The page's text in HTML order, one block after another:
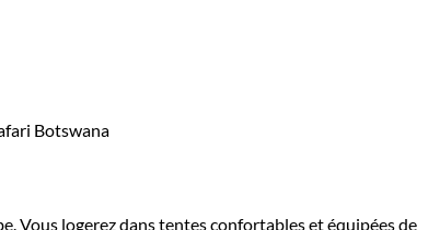
Vous logerez dans tentes confortables et équipées de